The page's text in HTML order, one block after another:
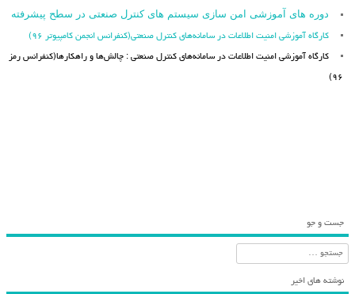
دوره های آموزشی امن سازی سیستم های کنترل صنعتی در سطح پیشرفته
کارگاه آموزشی امنیت اطلاعات در سامانه‌های کنترل صنعتی(کنفرانس انجمن کامپیوتر ۹۶)
کارگاه آموزشی امنیت اطلاعات در سامانه‌های کنترل صنعتی : چالش‌ها و راهکارها(کنفرانس رمز
۹۶)
جست و جو
جستجو
نوشته های اخیر